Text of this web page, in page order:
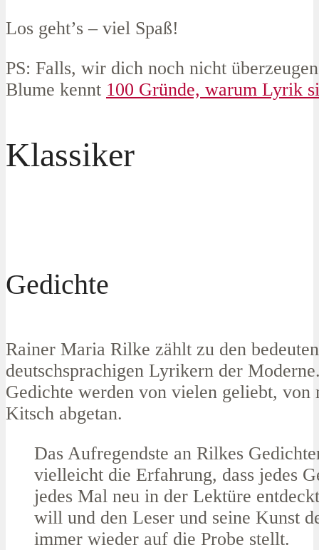
Los geht’s – viel Spaß!
PS: Falls, wir dich noch nicht
Blume kennt 100 Gründe, warum Lyrik
Klassiker
Gedichte
Rainer Maria Rilke zählt zu den
deutschsprachigen Lyrikern der
Gedichte werden von vielen geliebt, von
Kitsch abgetan.
Das Aufregendste an Rilkes
vielleicht die Erfahrung, dass jedes
jedes Mal neu in der Lektüre
will und den Leser und seine Kunst
immer wieder auf die Probe stellt.